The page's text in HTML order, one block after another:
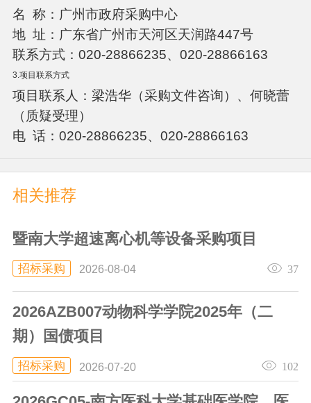
名 称：广州市政府采购中心
地 址：广东省广州市天河区天润路447号
联系方式：020-28866235、020-28866163
3.项目联系方式
项目联系人：梁浩华（采购文件咨询）、何晓蕾
（质疑受理）
电 话：020-28866235、020-28866163
相关推荐
暨南大学超速离心机等设备采购项目
招标采购 2026-08-04 37
2026AZB007动物科学学院2025年（二
期）国债项目
招标采购 2026-07-20 102